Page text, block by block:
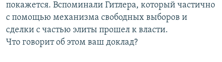
покажется. Вспоминали Гитлера, который частично
с помощью механизма свободных выборов и
сделки с частью элиты прошел к власти.
Что говорит об этом ваш доклад?